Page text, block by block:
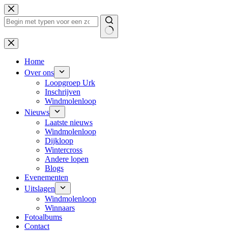
Ga
naar
de
Geen
resultaten
Home
Over ons
Loopgroep Urk
Inschrijven
Windmolenloop
Nieuws
Laatste nieuws
Windmolenloop
Dijkloop
Wintercross
Andere lopen
Blogs
Evenementen
Uitslagen
Windmolenloop
Winnaars
Fotoalbums
Contact